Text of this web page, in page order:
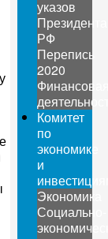
указов
Президента
РФ
Перепись
2020
Комитет
по
экономике
и
Экономика
Социально-